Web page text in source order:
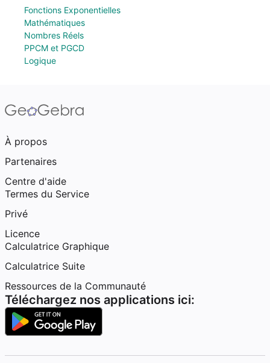
Fonctions Exponentielles
Mathématiques
Nombres Réels
PPCM et PGCD
Logique
À propos
Partenaires
Centre d'aide
Termes du Service
Privé
Licence
Calculatrice Graphique
Calculatrice Suite
Ressources de la Communauté
Téléchargez nos applications ici: